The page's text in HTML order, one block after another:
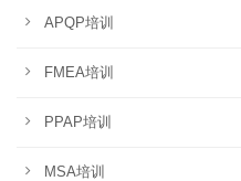
APQP培训
FMEA培训
PPAP培训
MSA培训